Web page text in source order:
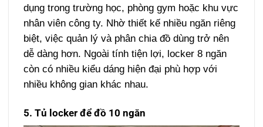
dụng trong trường học, phòng gym hoặc khu vực
nhân viên công ty. Nhờ thiết kế nhiều ngăn riêng
biệt, việc quản lý và phân chia đồ dùng trở nên
dễ dàng hơn. Ngoài tính tiện lợi, locker 8 ngăn
còn có nhiều kiểu dáng hiện đại phù hợp với
nhiều không gian khác nhau.
5. Tủ locker để đồ 10 ngăn